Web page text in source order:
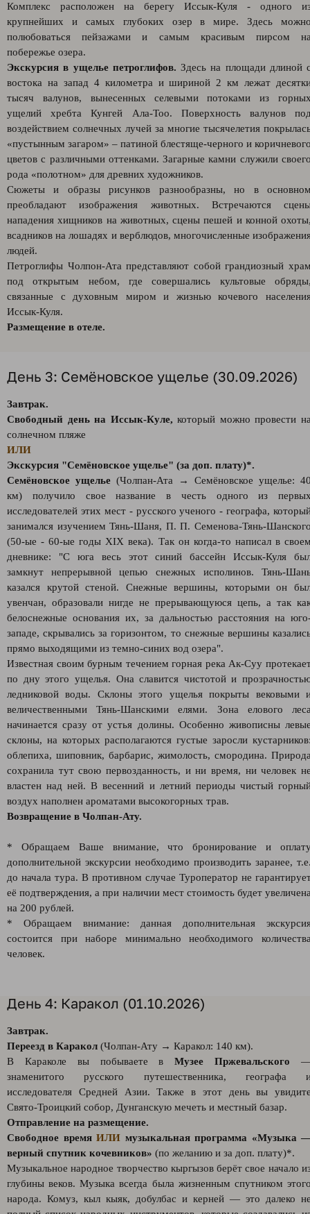
Комплекс расположен на берегу Иссык-Куля - одного
крупнейших и самых глубоких озер в мире. Здесь
полюбоваться пейзажами и самым красивым пирсом
побережье озера.
Экскурсия в ущелье петроглифов. Здесь на площади длиной
востока на запад 4 километра и шириной 2 км лежат
тысяч валунов, вынесенных селевыми потоками из
ущелий хребта Кунгей Ала-Тоо. Поверхность валунов
воздействием солнечных лучей за многие тысячелетия
«пустынным загаром» – патиной блестяще-черного и
цветов с различными оттенками. Загарные камни служили
рода «полотном» для древних художников.
Сюжеты и образы рисунков разнообразны, но в
преобладают изображения животных. Встречаются
нападения хищников на животных, сцены пешей и конной
всадников на лошадях и верблюдов, многочисленные
людей.
Петроглифы Чолпон-Ата представляют собой грандиозный
под открытым небом, где совершались культовые
связанные с духовным миром и жизнью кочевого
Иссык-Куля.
Размещение в отеле.
День 3: Семёновское ущелье (30.09.2026)
Завтрак.
Cвободный день на Иссык-Куле, который можно провести
солнечном пляже
ИЛИ
Экскурсия "Семёновское ущелье" (за доп. плату)*.
Семёновское ущелье (Чолпан-Ата → Семёновское ущелье:
км) получило свое название в честь одного из
исследователей этих мест - русского ученого - географа,
занимался изучением Тянь-Шаня, П. П. Семенова-Тянь-
(50-ые - 60-ые годы XIX века). Так он когда-то написал в
дневнике: "С юга весь этот синий бассейн Иссык-Куля
замкнут непрерывной цепью снежных исполинов. Тянь-
казался крутой стеной. Снежные вершины, которыми он
увенчан, образовали нигде не прерывающуюся цепь, а так
белоснежные основания их, за дальностью расстояния на
западе, скрывались за горизонтом, то снежные вершины
прямо выходящими из темно-синих вод озера".
Известная своим бурным течением горная река Ак-Суу
по дну этого ущелья. Она славится чистотой и
ледниковой воды. Склоны этого ущелья покрыты вековыми
величественными Тянь-Шанскими елями. Зона елового
начинается сразу от устья долины. Особенно живописны
склоны, на которых располагаются густые заросли
облепиха, шиповник, барбарис, жимолость, смородина.
сохранила тут свою первозданность, и ни время, ни человек
властен над ней. В весенний и летний периоды чистый
воздух наполнен ароматами высокогорных трав.
Возвращение в Чолпан-Ату.
* Обращаем Ваше внимание, что бронирование и
дополнительной экскурсии необходимо производить заранее,
до начала тура. В противном случае Туроператор не
её подтверждения, а при наличии мест стоимость будет
на 200 рублей.
* Обращаем внимание: данная дополнительная
состоится при наборе минимально необходимого
человек.
День 4: Каракол (01.10.2026)
Завтрак.
Переезд в Каракол (Чолпан-Ату → Каракол: 140 км).
В Караколе вы побываете вМузее Пржевальского
знаменитого русского путешественника, географа
исследователя Средней Азии. Также в этот день вы
Свято-Троицкий собор, Дунганскую мечеть и местный базар.
Отправление на размещение.
Свободное время ИЛИ музыкальная программа «Музыка
верный спутник кочевников» (по желанию и за доп. плату)*.
Музыкальное народное творчество кыргызов берёт свое начало
глубины веков. Музыка всегда была жизненным спутником
народа. Комуз, кыл кыяк, добулбас и керней — это далеко